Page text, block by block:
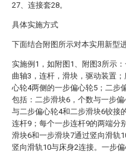
27、连接套28。
具体实施方式
下面结合附图所示对本实用新型
实施例1，如附图1、附图3所示
曲轴3，连杆，滑块，驱动装置
心轮4两侧的一步偏心轮5；二步
包括：二步滑块6，个数与一步
与二步偏心轮4和二步滑块6铰接
连杆9；每个一步连杆9的两端分
滑块6和一步滑块7通过竖向滑轨
竖向滑轨10与床身2连接。一步